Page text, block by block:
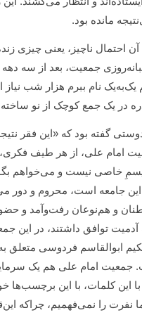
مانده بود.
احتمال ناچیز، یعنی چیزی
جمعیت، بعد از سه
نام ببرم هزار شب
در یک جمع کوچک از نو
گفته بود که «این فقر
امام علی، از هر طیف
خاصی نیست و می‌خواهم
جامعه است، محروم و دور
و هم‌نوعان رفت‌وآمد و حضور
توافق داشتند، در این
ابوالقاسم فردوسی
کلمات، با این برچسب‌ها
را نمی‌فهمیم، چراکه